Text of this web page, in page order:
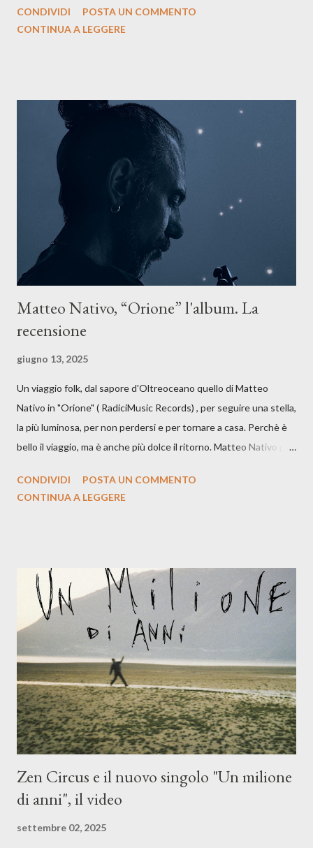
testo ibrido tra italiano e siciliano, e un’urgenza espressiva che
La canzone racconta la difficoltà di creare, e perfino di esistere,
sotto il peso della realtà. Ma lo fa cercando una via d’uscita, una
forma di assoluzione, nel vivere e nel suonare, nel trovare respiro
anche quando l’aria sembra farsi più densa. Il brano è anche una
dichiarazione d’intenti: Cico Messina apre il suo nuovo percorso
artistico con una composizi...
CONDIVIDI
POSTA UN COMMENTO
CONTINUA A LEGGERE
Matteo Nativo, “Orione” l'album. La
recensione
giugno 13, 2025
Un viaggio folk, dal sapore d'Oltreoceano quello di Matteo
Nativo in "Orione" ( RadiciMusic Records) , per seguire una stella,
la più luminosa, per non perdersi e per tornare a casa. Perchè è
bello il viaggio, ma è anche più dolce il ritorno. Matteo Nativo per
indubbiamente matura e consapevole oltre che con ottimi
Dicevamo. Ed è da qui che il nostro inizia questo concept
musicale, con " Che ora è" , raccontando la separazione dalla
moglie, del senso di sconfitta e del caldo afoso che opprime,
giusta condizione di sopraffazione: "Non so che ora è, che giorno
è, di questa estate che...". E' raro fare uscire come singolo una
cover, ma...
CONDIVIDI
POSTA UN COMMENTO
CONTINUA A LEGGERE
Zen Circus e il nuovo singolo "Un milione
di anni", il video
settembre 02, 2025